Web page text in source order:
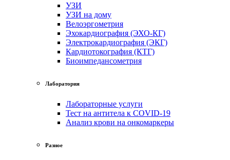
УЗИ
УЗИ на дому
Велоэргометрия
Эхокардиография (ЭХО-КГ)
Электрокардиография (ЭКГ)
Кардиотокография (КТГ)
Биоимпедансометрия
Лаборатория
Лабораторные услуги
Тест на антитела к COVID-19
Анализ крови на онкомаркеры
Разное